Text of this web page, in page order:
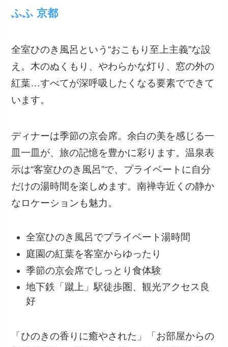
ふふ 京都
全室ひのき風呂という“おこもり至上主義”な設
え。木のぬくもり、やわらかな灯り、窓の外の
紅葉…すべてが深呼吸したくなる要素でできて
います。
ディナーは季節の京会席。余白の美を感じる一
皿一皿が、旅の記憶を豊かに彩ります。温泉表
示は“客室ひのき風呂”で、プライベートに自分
だけの湯時間を楽しめます。南禅寺近くの静か
なロケーションも魅力。
全室ひのき風呂でプライベート湯時間
庭園の紅葉を客室からゆったり
季節の京会席でしっとり食体験
地下鉄「蹴上」駅徒歩圏、観光アクセス良
好
「ひのきの香りに癒やされた」「お部屋からの